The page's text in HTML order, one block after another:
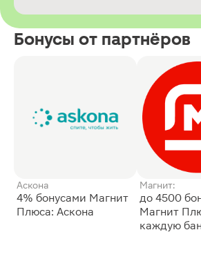
Бонусы от партнёров
Аскона
4% бонусами Магнит
Плюса: Аскона
Магнит:
до 4500
Магнит
каждую